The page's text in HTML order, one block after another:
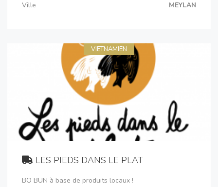
Ville
MEYLAN
VIETNAMIEN
LES PIEDS DANS LE PLAT
BO BUN à base de produits locaux !